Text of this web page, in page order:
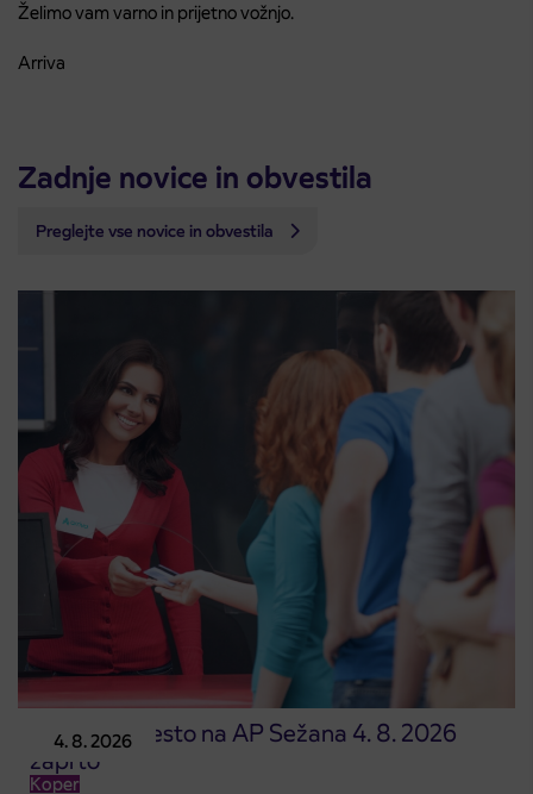
Želimo vam varno in prijetno vožnjo.
Arriva
Zadnje novice in obvestila
Preglejte vse novice in obvestila
4. 8. 2026
Prodajno mesto na AP Sežana 4. 8. 2026
zaprto
Koper